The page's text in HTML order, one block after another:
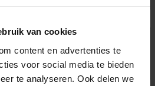
van cookies
content en advertenties te
voor social media te bieden
te analyseren. Ook delen we
Constance - Sola